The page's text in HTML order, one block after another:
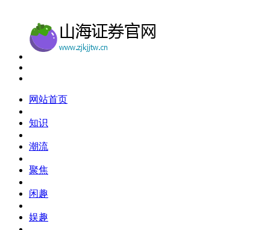
网站首页
知识
潮流
聚焦
闲趣
娱趣